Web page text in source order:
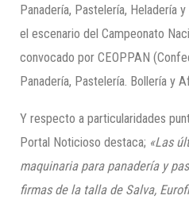
Panadería, Pastelería, Heladería
el escenario del Campeonato
convocado por CEOPPAN
Panadería, Pastelería. Bollería y
Y respecto a particularidades
Portal Noticioso destaca; «Las
maquinaria para panadería y
firmas de la talla de Salva,